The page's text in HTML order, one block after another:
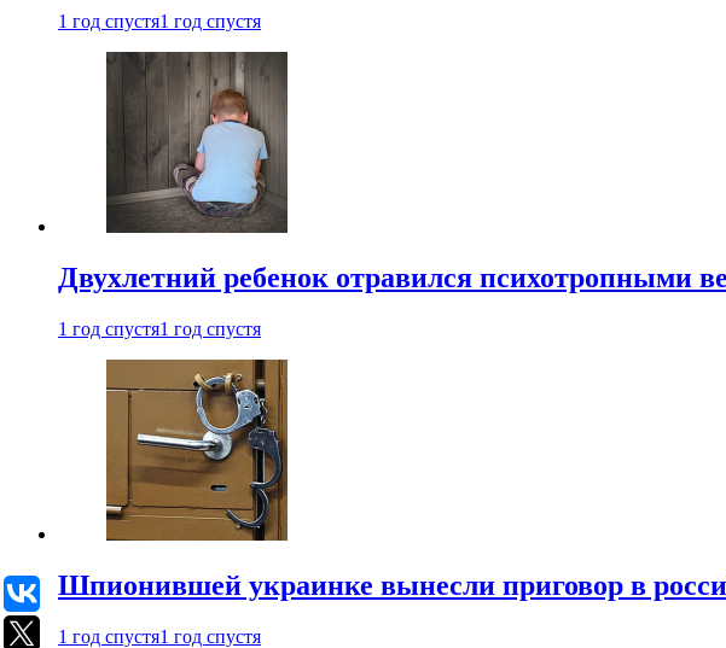
1 год спустя1 год спустя
Двухлетний ребенок отравился психотропными
1 год спустя1 год спустя
Шпионившей украинке вынесли приговор в
1 год спустя1 год спустя